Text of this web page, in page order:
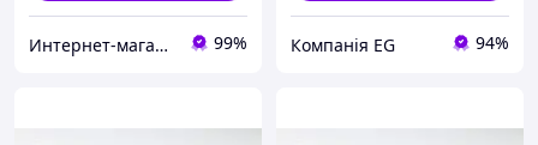
Интернет-магазин "TUDO" 99% Компанія EG 94%